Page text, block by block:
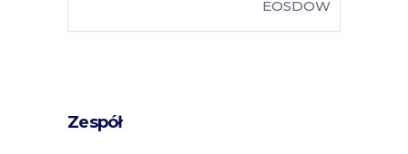
EOSDOW
Zespół